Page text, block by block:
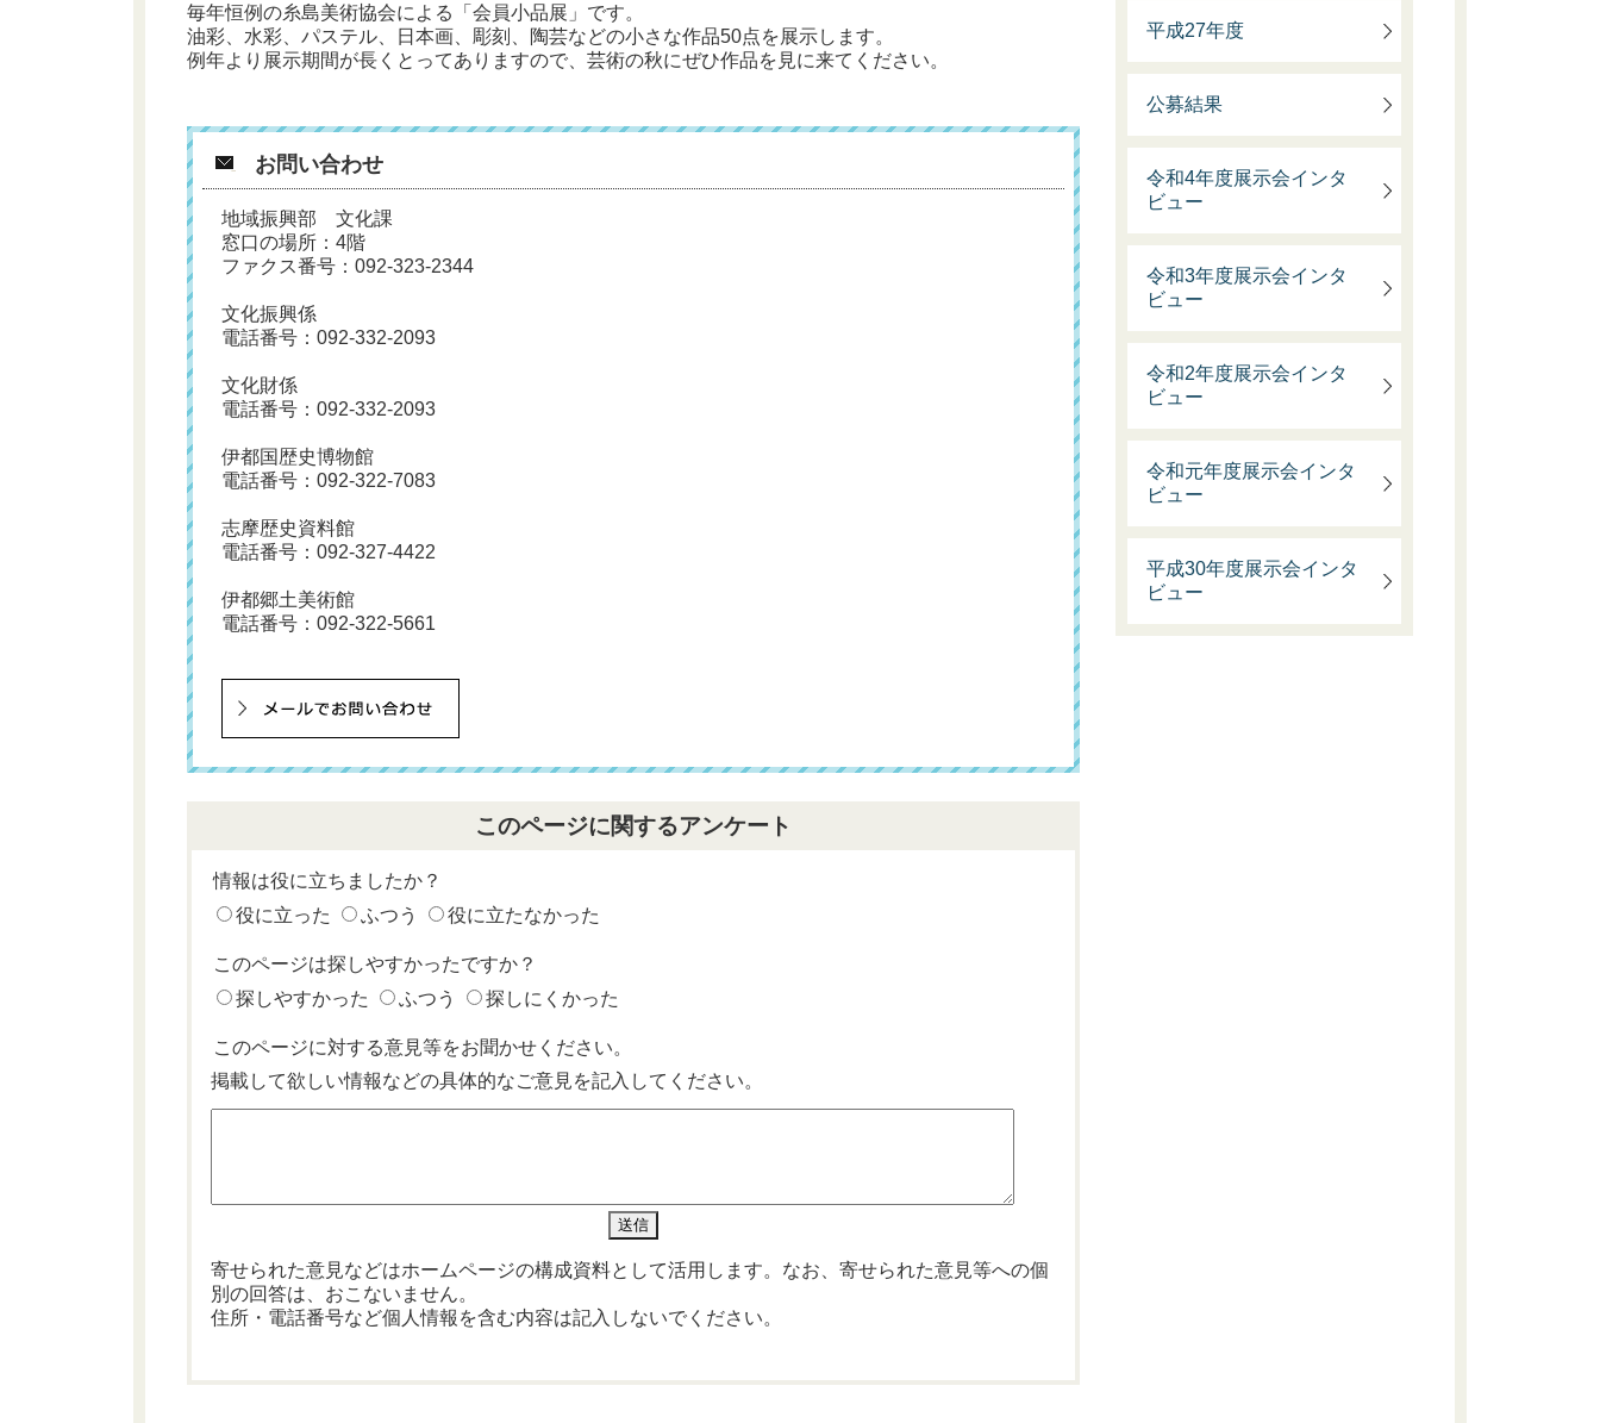
毎年恒例の糸島美術協会による「会員小品展」です。
油彩、水彩、パステル、日本画、彫刻、陶芸などの小さな作品50点を展示します。
例年より展示期間が長くとってありますので、芸術の秋にぜひ作品を見に来てください。
お問い合わせ
地域振興部 文化課
窓口の場所：4階
ファクス番号：092-323-2344
文化振興係
電話番号： 092-332-2093
文化財係
電話番号： 092-332-2093
伊都国歴史博物館
電話番号： 092-322-7083
志摩歴史資料館
電話番号： 092-327-4422
伊都郷土美術館
電話番号： 092-322-5661
このページに関するアンケート
情報は役に立ちましたか？
役に立った
ふつう 役に立たなかった
このページは探しやすかったですか？
探しやすかった
ふつう 探しにくかった
このページに対する意見等をお聞かせください。
掲載して欲しい情報などの具体的なご意見を記入してください。
寄せられた意見などはホームページの構成資料として活用します。なお、寄せられた意見等への個
別の回答は、おこないません。
住所・電話番号など個人情報を含む内容は記入しないでください。
平成27年度
公募結果
令和4年度展示会インタ
ビュー
令和3年度展示会インタ
ビュー
令和2年度展示会インタ
ビュー
令和元年度展示会インタ
ビュー
平成30年度展示会インタ
ビュー